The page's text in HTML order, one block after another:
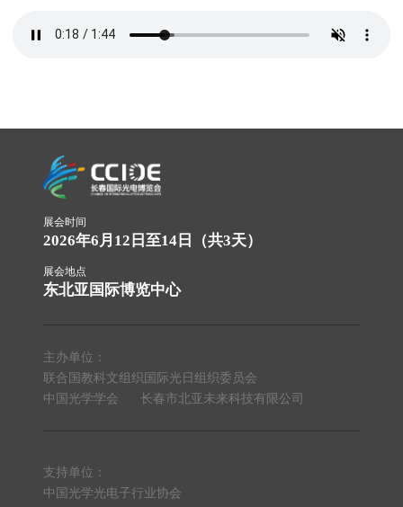
展会时间
2026年6月12日至14日（共3天）
展会地点
东北亚国际博览中心
主办单位：
联合国教科文组织国际光日组织委员会
中国光学学会
长春市北亚未来科技有限公司
支持单位：
中国光学光电子行业协会